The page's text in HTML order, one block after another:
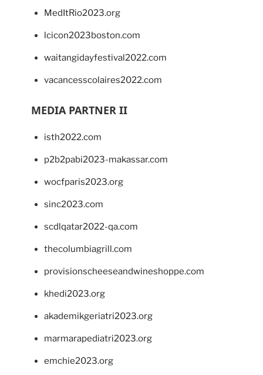
MedItRio2023.org
lcicon2023boston.com
waitangidayfestival2022.com
vacancesscolaires2022.com
MEDIA PARTNER II
isth2022.com
p2b2pabi2023-makassar.com
wocfparis2023.org
sinc2023.com
scdlqatar2022-qa.com
thecolumbiagrill.com
provisionscheeseandwineshoppe.com
khedi2023.org
akademikgeriatri2023.org
marmarapediatri2023.org
emchie2023.org